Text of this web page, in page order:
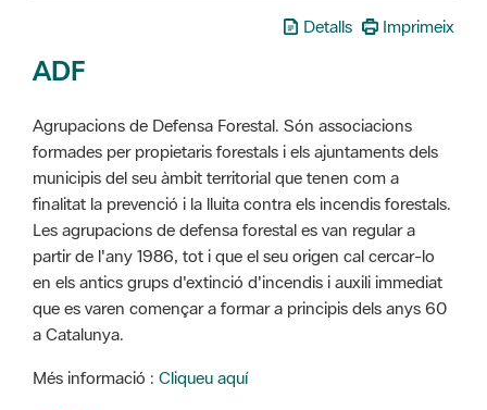
Detalls Imprimeix
ADF
Agrupacions de Defensa Forestal. Són associacions
formades per propietaris forestals i els ajuntaments dels
municipis del seu àmbit territorial que tenen com a
finalitat la prevenció i la lluita contra els incendis forestals.
Les agrupacions de defensa forestal es van regular a
partir de l'any 1986, tot i que el seu origen cal cercar-lo
en els antics grups d'extinció d'incendis i auxili immediat
que es varen començar a formar a principis dels anys 60
a Catalunya.
Més informació : Cliqueu aquí